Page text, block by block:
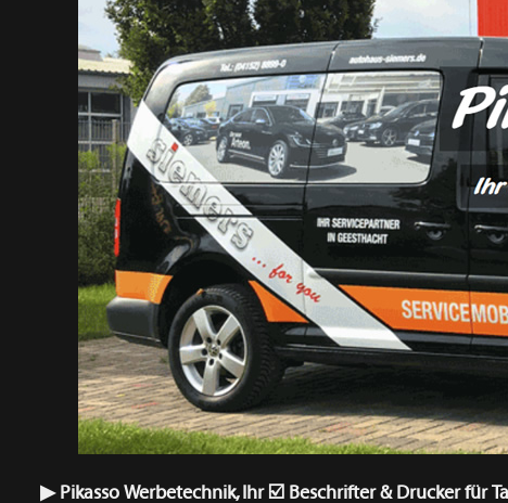
▶︎ Pikasso Werbetechnik, Ihr ☑️ Beschrifter & Drucker